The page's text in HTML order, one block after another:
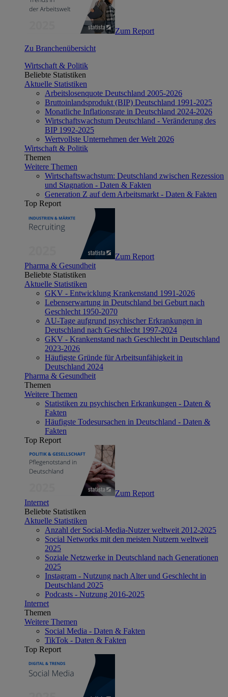
Zum Report
Zu Branchenübersicht
Wirtschaft & Politik
Beliebte Statistiken
Aktuelle Statistiken
Arbeitslosenquote Deutschland 2005-2026
Bruttoinlandsprodukt (BIP) Deutschland 1991-2025
Monatliche Inflationsrate in Deutschland 2024-2026
Wirtschaftswachstum Deutschland - Veränderung des
BIP 1992-2025
Wertvollste Unternehmen der Welt 2026
Wirtschaft & Politik
Themen
Weitere Themen
Wirtschaftswachstum: Deutschland zwischen Rezession
und Stagnation - Daten & Fakten
Generation Z auf dem Arbeitsmarkt - Daten & Fakten
Top Report
Zum Report
Pharma & Gesundheit
Beliebte Statistiken
Aktuelle Statistiken
GKV - Entwicklung Krankenstand 1991-2026
Lebenserwartung in Deutschland bei Geburt nach
Geschlecht 1950-2070
AU-Tage aufgrund psychischer Erkrankungen in
Deutschland nach Geschlecht 1997-2024
GKV - Krankenstand nach Geschlecht in Deutschland
2023-2026
Häufigste Gründe für Arbeitsunfähigkeit in
Deutschland 2024
Pharma & Gesundheit
Themen
Weitere Themen
Statistiken zu psychischen Erkrankungen - Daten &
Fakten
Häufigste Todesursachen in Deutschland - Daten &
Fakten
Top Report
Zum Report
Internet
Beliebte Statistiken
Aktuelle Statistiken
Anzahl der Social-Media-Nutzer weltweit 2012-2025
Social Networks mit den meisten Nutzern weltweit
2025
Soziale Netzwerke in Deutschland nach Generationen
2025
Instagram - Nutzung nach Alter und Geschlecht in
Deutschland 2025
Podcasts - Nutzung 2016-2025
Internet
Themen
Weitere Themen
Social Media - Daten & Fakten
TikTok - Daten & Fakten
Top Report